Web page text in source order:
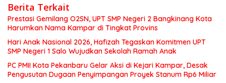
Berita Terkait
Prestasi Gemilang O2SN, UPT SMP Negeri 2 Bangkinang Kota
Harumkan Nama Kampar di Tingkat Provins
Hari Anak Nasional 2026, Hafizah Tegaskan Komitmen UPT
SMP Negeri 1 Salo Wujudkan Sekolah Ramah Anak
PC PMII Kota Pekanbaru Gelar Aksi di Kejari Kampar, Desak
Pengusutan Dugaan Penyimpangan Proyek Stanum Rp6 Miliar